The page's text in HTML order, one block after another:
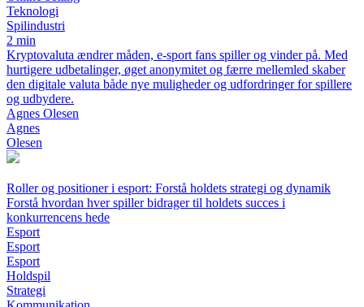
Teknologi
Spilindustri
2 min
Kryptovaluta ændrer måden, e-sport fans spiller og vinder på. Med
hurtigere udbetalinger, øget anonymitet og færre mellemled skaber
den digitale valuta både nye muligheder og udfordringer for spillere
og udbydere.
Agnes Olesen
Agnes
Olesen
Roller og positioner i esport: Forstå holdets strategi og dynamik
Forstå hvordan hver spiller bidrager til holdets succes i
konkurrencens hede
Esport
Esport
Esport
Holdspil
Strategi